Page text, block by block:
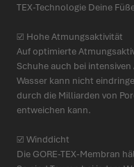
TEX-Tech­nologie Deine
☑ Hohe Atmungs­ak­tivität
Auf opti­mierte
Schuhe auch bei
Wasser kann nicht
durch die Milliarden von
entweichen kann.
☑ Winddicht
Die GORE-TEX-Membran